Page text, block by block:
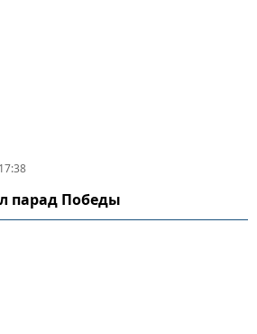
парад Победы